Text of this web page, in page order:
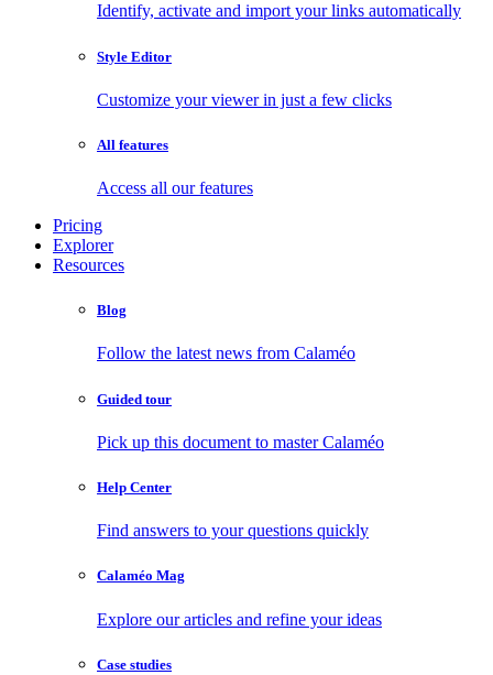
Identify, activate and import your links automatically
Style Editor
Customize your viewer in just a few clicks
All features
Access all our features
Pricing
Explorer
Resources
Blog
Follow the latest news from Calaméo
Guided tour
Pick up this document to master Calaméo
Help Center
Find answers to your questions quickly
Calaméo Mag
Explore our articles and refine your ideas
Case studies